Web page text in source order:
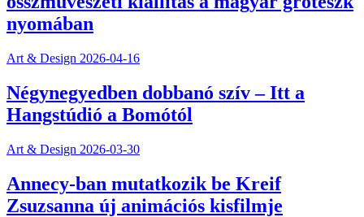
nyomában
Art & Design 2026-04-16
Négynegyedben dobbanó szív – Itt a
Hangstúdió a Bomótól
Art & Design 2026-03-30
Annecy-ban mutatkozik be Kreif
Zsuzsanna új animációs kisfilmje